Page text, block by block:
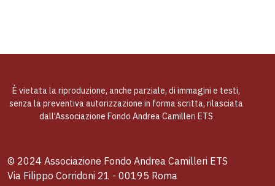
È vietata la riproduzione, anche parziale, di immagini e testi,
senza la preventiva autorizzazione in forma scritta, rilasciata
dall'Associazione Fondo Andrea Camilleri ETS
© 2024 Associazione Fondo Andrea Camilleri ETS
Via Filippo Corridoni 21 - 00195 Roma